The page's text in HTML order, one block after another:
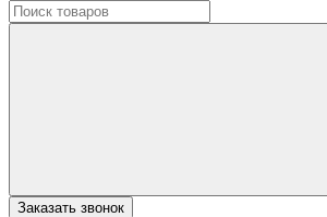
Заказать звонок